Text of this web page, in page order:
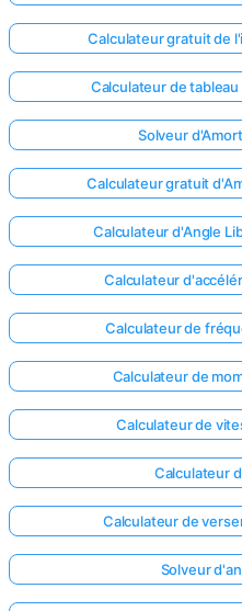
Calculateur gratuit de
Calculateur de
Solveur
Calculateur gratuit
Calculateur d'Angle
Calculateur
Calculateur de
Calculateur de
Calculateur de
Calculateur
Calculateur de
Solveur